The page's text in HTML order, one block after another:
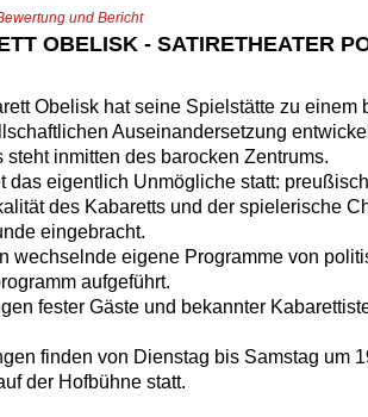
und Bericht
OBELISK - SATIRETHEATER
Obelisk hat seine Spielstätte zu
Auseinandersetzung
steht inmitten des barocken Zentrums.
das eigentlich Unmögliche statt:
des Kabaretts und der spielerische
eingebracht.
wechselnde eigene Programme von
aufgeführt.
fester Gäste und bekannter
finden von Dienstag bis Samstag um
der Hofbühne statt.